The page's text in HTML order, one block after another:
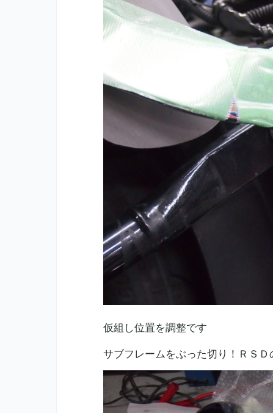
仮組し位置を調整です
サブフレームをぶった切り！ＲＳ